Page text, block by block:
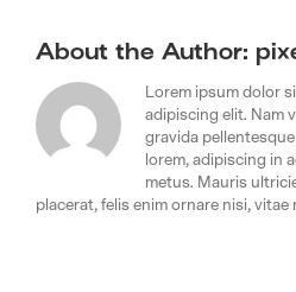
About the Author:
Lorem ipsum dolor
adipiscing elit. Nam
gravida
lorem, adipiscing in
metus. Mauris
placerat, felis enim ornare nisi,